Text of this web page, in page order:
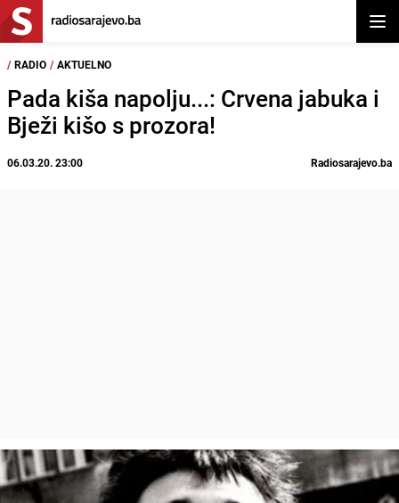
/ RADIO / AKTUELNO
Pada kiša napolju...: Crvena jabuka i
Bježi kišo s prozora!
06.03.20. 23:00 Radiosarajevo.ba